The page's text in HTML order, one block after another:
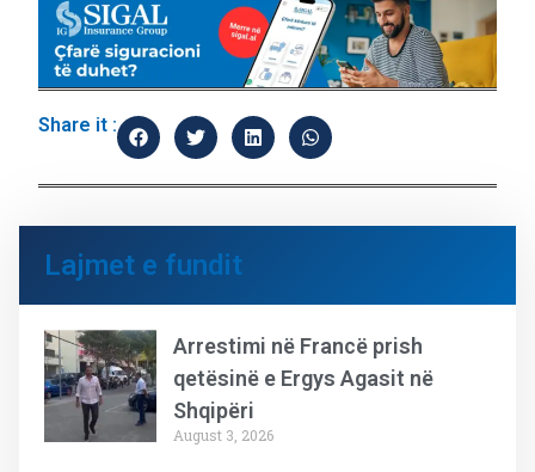
Share it :
Lajmet e fundit
Arrestimi në Francë prish
qetësinë e Ergys Agasit në
Shqipëri
August 3, 2026